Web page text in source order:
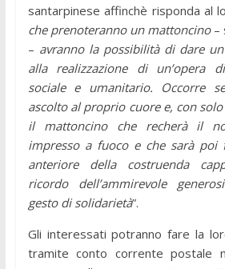
santarpinese affinchè risponda al
che prenoteranno un mattoncino–
– avranno la possibilità di dare
alla realizzazione di un’opera
sociale e umanitario. Occorre
ascolto al proprio cuore e, con
il mattoncino che recherà il
impresso a fuoco e che sarà poi
anteriore della costruenda
ricordo dell’ammirevole
gesto di solidarietà”.
Gli interessati potranno fare la
tramite conto corrente postale